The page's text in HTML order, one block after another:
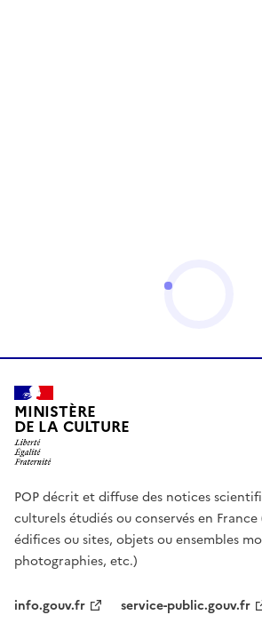
MINISTÈRE
DE LA CULTURE
POP décrit et diffuse des notices
culturels étudiés ou conservés en
édifices ou sites, objets ou ensembles
photographies, etc.)
info.gouv.fr service-public.gouv.fr